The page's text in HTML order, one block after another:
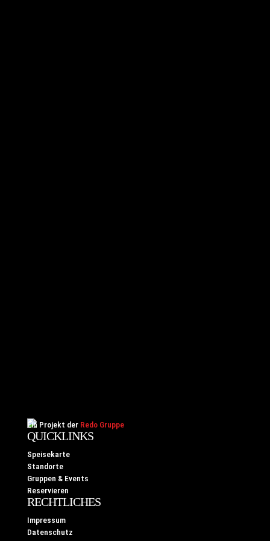
Ein Projekt der Redo Gruppe
QUICKLINKS
Speisekarte
Standorte
Gruppen & Events
Reservieren
RECHTLICHES
Impressum
Datenschutz